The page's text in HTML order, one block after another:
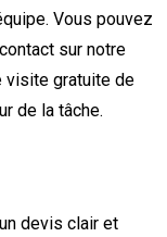
Vous pouvez
sur notre
visite gratuite de
de la tâche.
devis clair et